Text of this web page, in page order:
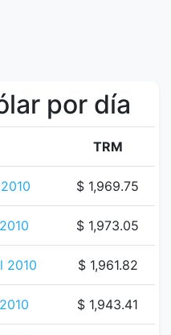
por día
TRM
$ 1,969.75
$ 1,973.05
2010 $ 1,961.82
$ 1,943.41